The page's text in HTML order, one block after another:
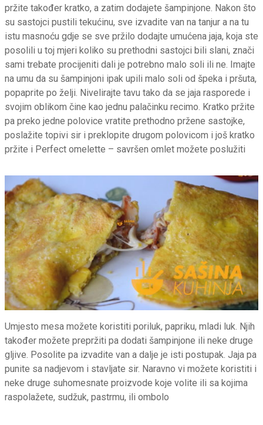
pržite također kratko, a zatim dodajete šampinjone. Nakon što
su sastojci pustili tekućinu, sve izvadite van na tanjur a na tu
istu masnoću gdje se sve pržilo dodajte umućena jaja, koja ste
posolili u toj mjeri koliko su prethodni sastojci bili slani, znači
sami trebate procijeniti dali je potrebno malo soli ili ne. Imajte
na umu da su šampinjoni ipak upili malo soli od špeka i pršuta,
popaprite po želji. Nivelirajte tavu tako da se jaja rasporede i
svojim oblikom čine kao jednu palačinku recimo. Kratko pržite
pa preko jedne polovice vratite prethodno pržene sastojke,
poslažite topivi sir i preklopite drugom polovicom i još kratko
pržite i Perfect omelette – savršen omlet možete poslužiti
Umjesto mesa možete koristiti poriluk, papriku, mladi luk. Njih
također možete prepržiti pa dodati šampinjone ili neke druge
gljive. Posolite pa izvadite van a dalje je isti postupak. Jaja pa
punite sa nadjevom i stavljate sir. Naravno vi možete koristiti i
neke druge suhomesnate proizvode koje volite ili sa kojima
raspolažete, sudžuk, pastrmu, ili ombolo